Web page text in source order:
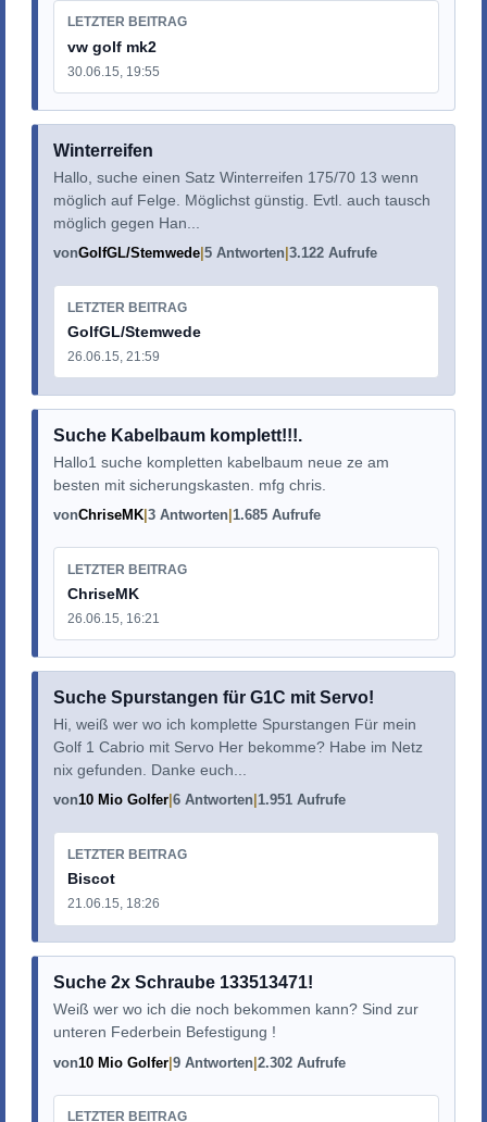
LETZTER BEITRAG
vw golf mk2
30.06.15, 19:55
Winterreifen
Hallo, suche einen Satz Winterreifen 175/70 13 wenn
möglich auf Felge. Möglichst günstig. Evtl. auch tausch
möglich gegen Han...
vonGolfGL/Stemwede 5 Antworten 3.122 Aufrufe
LETZTER BEITRAG
GolfGL/Stemwede
26.06.15, 21:59
Suche Kabelbaum komplett!!!.
Hallo1 suche kompletten kabelbaum neue ze am
besten mit sicherungskasten. mfg chris.
vonChriseMK 3 Antworten 1.685 Aufrufe
LETZTER BEITRAG
ChriseMK
26.06.15, 16:21
Suche Spurstangen für G1C mit Servo!
Hi, weiß wer wo ich komplette Spurstangen Für mein
Golf 1 Cabrio mit Servo Her bekomme? Habe im Netz
nix gefunden. Danke euch...
von10 Mio Golfer 6 Antworten 1.951 Aufrufe
LETZTER BEITRAG
Biscot
21.06.15, 18:26
Suche 2x Schraube 133513471!
Weiß wer wo ich die noch bekommen kann? Sind zur
unteren Federbein Befestigung !
von10 Mio Golfer 9 Antworten 2.302 Aufrufe
LETZTER BEITRAG